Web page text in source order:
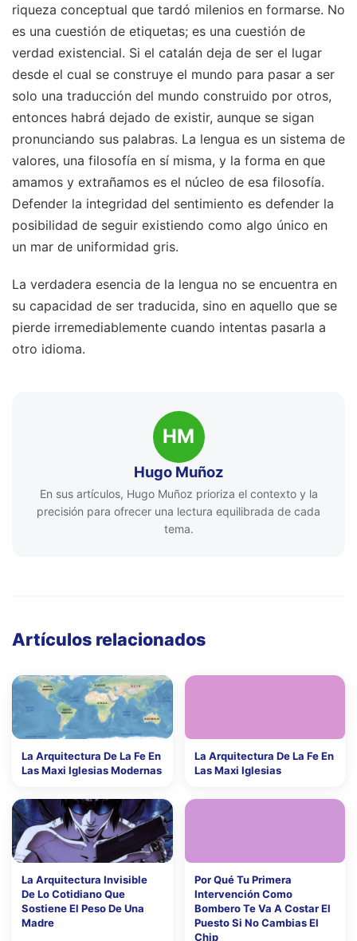
riqueza conceptual que tardó milenios en formarse. No
es una cuestión de etiquetas; es una cuestión de
verdad existencial. Si el catalán deja de ser el lugar
desde el cual se construye el mundo para pasar a ser
solo una traducción del mundo construido por otros,
entonces habrá dejado de existir, aunque se sigan
pronunciando sus palabras. La lengua es un sistema de
valores, una filosofía en sí misma, y la forma en que
amamos y extrañamos es el núcleo de esa filosofía.
Defender la integridad del sentimiento es defender la
posibilidad de seguir existiendo como algo único en
un mar de uniformidad gris.
La verdadera esencia de la lengua no se encuentra en
su capacidad de ser traducida, sino en aquello que se
pierde irremediablemente cuando intentas pasarla a
otro idioma.
HM
Hugo Muñoz
En sus artículos, Hugo Muñoz prioriza el contexto y la
precisión para ofrecer una lectura equilibrada de cada
tema.
Artículos relacionados
La Arquitectura De La Fe En
Las Maxi Iglesias Modernas
La Arquitectura De La Fe En
Las Maxi Iglesias
La Arquitectura Invisible
De Lo Cotidiano Que
Sostiene El Peso De Una
Madre
Por Qué Tu Primera
Intervención Como
Bombero Te Va A Costar El
Puesto Si No Cambias El
Chip